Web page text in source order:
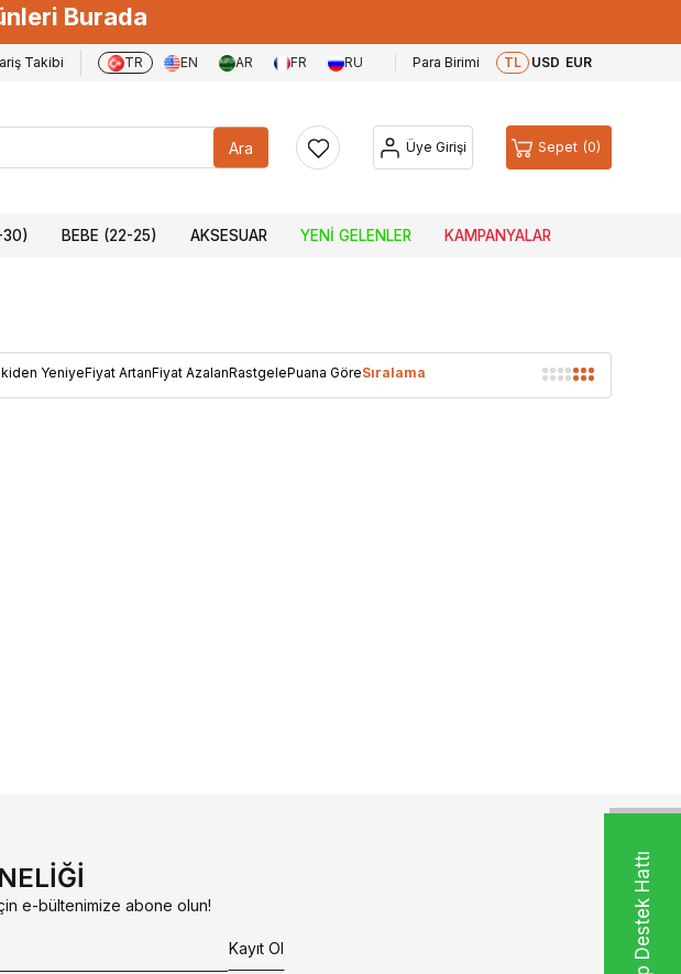
Burada
Takibi TR EN AR FR RU Para Birimi TL USD EUR
Ara Üye Girişi Sepet 0
30) BEBE (22-25) AKSESUAR YENI GELENLER KAMPANYALAR
YeniyeFiyat ArtanFiyat AzalanRastgelePuana GöreSıralama
e-bültenimize abone olun!
Kayıt Ol